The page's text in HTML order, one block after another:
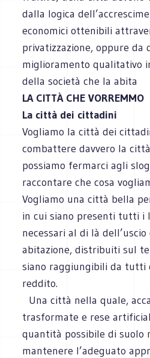
dalla logica
economici ottenibili
privatizzazione, oppure da
miglioramento qualitativo
della società che la
LA CITTÀ CHE VORREMMO
La città dei cittadini
Vogliamo la città dei
combattere davvero la
possiamo fermarci agli
raccontare che cosa
Vogliamo una città bella
in cui siano presenti tutti i
necessari al di là
abitazione, distribuiti sul
siano raggiungibili da tutti
reddito.
Una città nella quale,
trasformate e rese
quantità possibile di suolo
mantenere l’adeguato